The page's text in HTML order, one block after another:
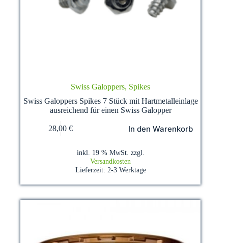
Swiss Galoppers, Spikes
Swiss Galoppers Spikes 7 Stück mit Hartmetalleinlage
ausreichend für einen Swiss Galopper
28,00 € In den Warenkorb
inkl. 19 % MwSt. zzgl.
Versandkosten
Lieferzeit: 2-3 Werktage